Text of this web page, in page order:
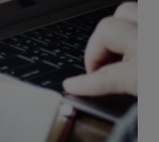
z planem pracy
i uczestnictwa
miasta!